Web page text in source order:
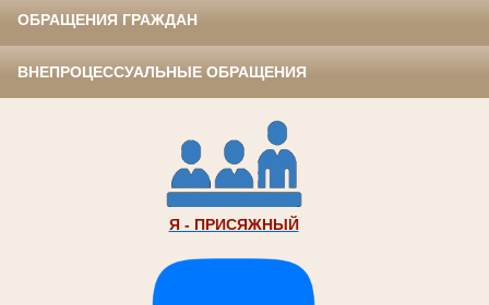
ОБРАЩЕНИЯ ГРАЖДАН
ВНЕПРОЦЕССУАЛЬНЫЕ ОБРАЩЕНИЯ
Я - ПРИСЯЖНЫЙ